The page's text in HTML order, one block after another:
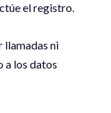
el registro.
llamadas ni
a los datos